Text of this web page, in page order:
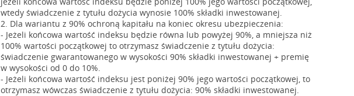
wtedy świadczenie z tytułu dożycia wynosie 100% składki inwestowanej.
2. Dla wariantu z 90% ochroną kapitału na koniec okresu ubezpieczenia:
- Jeżeli końcowa wartość indeksu będzie równa lub powyżej 90%, a mniejsza niż
100% wartości początkowej to otrzymasz świadczenie z tytułu dożycia:
świadczenie gwarantowanego w wysokości 90% składki inwestowanej + premię
w wysokości od 0 do 10%.
- Jeżeli końcowa wartość indeksu jest poniżej 90% jego wartości początkowej, to
otrzymasz wówczas świadczenie z tytułu dożycia: 90% składki inwestowanej.